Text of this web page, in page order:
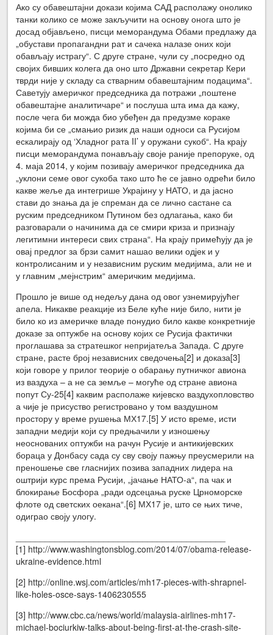
Ако су обавештајни докази којима САД располажу онолико
танки колико се може закључити на основу онога што је
досад објављено, писци меморандума Обами предлажу да
„обустави пропагандни рат и сачека налазе оних који
обављају истрагу“. С друге стране, чули су „посредно од
својих бивших колега да оно што Државни секретар Кери
тврди није у складу са стварним обавештајним подацима“.
Саветују америчког председника да потражи „поштене
обавештајне аналитичаре“ и послуша шта има да кажу,
после чега би можда био убеђен да предузме кораке
којима би се „смањио ризик да наши односи са Русијом
ескалирају од ‘Хладног рата II’ у оружани сукоб“. На крају
писци меморандума понављају своје раније препоруке, од
4. маја 2014, у којим позивају америчког председника да
„уклони семе овог сукоба тако што ће се јавно одрећи било
какве жеље да интегрише Украјину у НАТО, и да јасно
стави до знања да је спреман да се лично састане са
руским председником Путином без одлагања, како би
разговарали о начинима да се смири криза и признају
легитимни интереси свих страна“. На крају примећују да је
овај предлог за брзи самит нашао велики одјек и у
контролисаним и у независним руским медијима, али не и
у главним „мејнстрим“ америчким медијима.
Прошло је више од недељу дана од овог узнемирујућег
апела. Никакве реакције из Беле куће није било, нити је
било ко из америчке владе понудио било какве конкретније
доказе за оптужбе на основу којих се Русија фактички
проглашава за стратешког непријатеља Запада. С друге
стране, расте број независних сведочења[2] и доказа[3]
који говоре у прилог теорије о обарању путничког авиона
из ваздуха – а не са земље – могуће од стране авиона
попут Су-25[4] каквим располаже кијевско ваздухопловство
а чије је присуство регистровано у том ваздушном
простору у време рушења МХ17.[5] У исто време, исти
западни медији који су предњачили у изношењу
неоснованих оптужби на рачун Русије и антикијевских
бораца у Донбасу сада су сву своју пажњу преусмерили на
преношење све гласнијих позива западних лидера на
оштрији курс према Русији, „јачање НАТО-а“, па чак и
блокирање Босфора „ради одсецања руске Црноморске
флоте од светских оекана“.[6] МХ17 је, што се њих тиче,
одиграо своју улогу.
[1] http://www.washingtonsblog.com/2014/07/obama-release-
ukraine-evidence.html
[2] http://online.wsj.com/articles/mh17-pieces-with-shrapnel-
like-holes-osce-says-1406230555
[3] http://www.cbc.ca/news/world/malaysia-airlines-mh17-
michael-bociurkiw-talks-about-being-first-at-the-crash-site-